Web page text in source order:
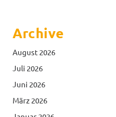
Archive
August 2026
Juli 2026
Juni 2026
März 2026